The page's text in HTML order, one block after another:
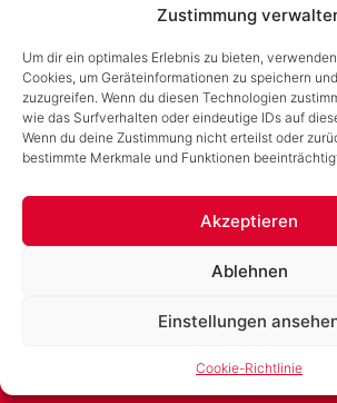
Zustimmung
Um dir ein optimales Erlebnis zu bieten,
Cookies, um Geräteinformationen zu speichern
zuzugreifen. Wenn du diesen Technologien
wie das Surfverhalten oder eindeutige IDs auf
Wenn du deine Zustimmung nicht erteilst oder
bestimmte Merkmale und Funktionen
Akzeptieren
Ablehnen
Einstellungen
Cookie-Richtlinie
Haben Sie Ihr Passwort vergessen? Bitte
einen Link per E-Mail, womit Sie sich ein
erstellen können.
Benutzername oder E-Mail-